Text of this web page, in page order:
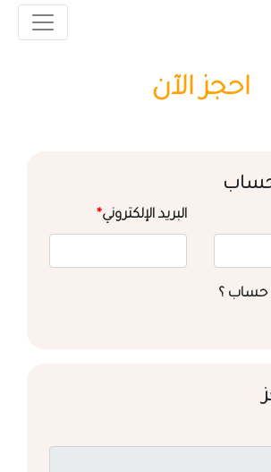
احجز الآن
البريد الإلكتروني*
حساب ؟